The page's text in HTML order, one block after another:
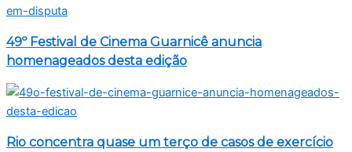
49º Festival de Cinema Guarnicê anuncia
homenageados desta edição
Rio concentra quase um terço de casos de exercício